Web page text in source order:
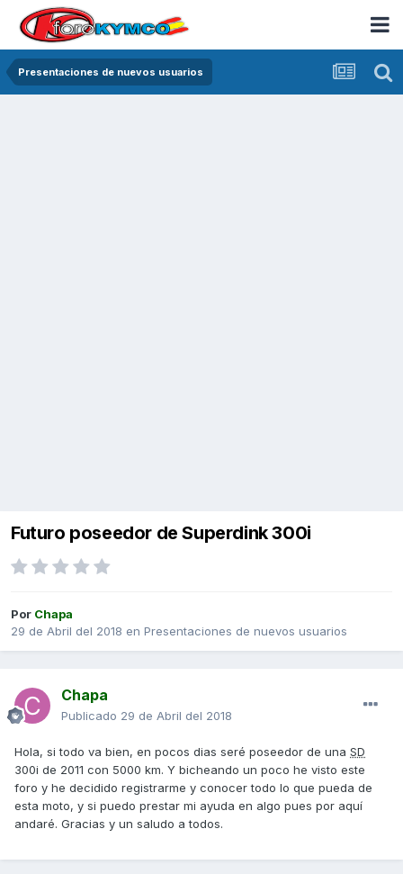
Presentaciones de nuevos usuarios
Futuro poseedor de Superdink 300i
Por Chapa
29 de Abril del 2018 en Presentaciones de nuevos usuarios
Chapa
Publicado 29 de Abril del 2018
Hola, si todo va bien, en pocos dias seré poseedor de una SD
300i de 2011 con 5000 km. Y bicheando un poco he visto este
foro y he decidido registrarme y conocer todo lo que pueda de
esta moto, y si puedo prestar mi ayuda en algo pues por aquí
andaré. Gracias y un saludo a todos.